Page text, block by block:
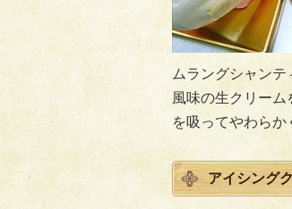
ムラングシャン
風味の生クリー
を吸ってやわらか
アイシング